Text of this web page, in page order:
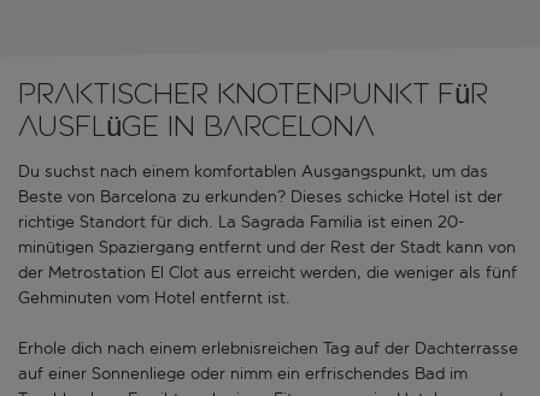
Praktischer Knotenpunkt für
Ausflüge in Barcelona
Du suchst nach einem komfortablen Ausgangspunkt, um das
Beste von Barcelona zu erkunden? Dieses schicke Hotel ist der
richtige Standort für dich. La Sagrada Familia ist einen 20-
minütigen Spaziergang entfernt und der Rest der Stadt kann von
der Metrostation El Clot aus erreicht werden, die weniger als fünf
Gehminuten vom Hotel entfernt ist.
Erhole dich nach einem erlebnisreichen Tag auf der Dachterrasse
auf einer Sonnenliege oder nimm ein erfrischendes Bad im